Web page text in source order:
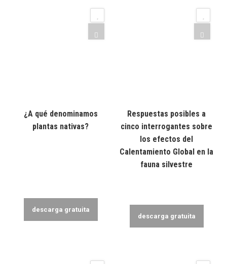
¿A qué denominamos
plantas nativas?
descarga gratuita
Respuestas posibles a
cinco interrogantes sobre
los efectos del
Calentamiento Global en la
fauna silvestre
descarga gratuita